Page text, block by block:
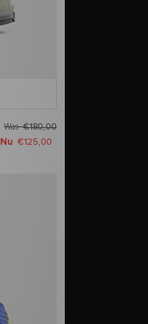
Was€180,00
Nu €125,00